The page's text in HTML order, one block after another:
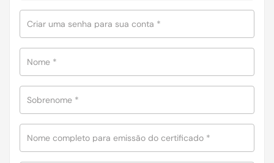
Criar uma senha para sua conta *
Nome *
Sobrenome *
Nome completo para emissão do certificado *